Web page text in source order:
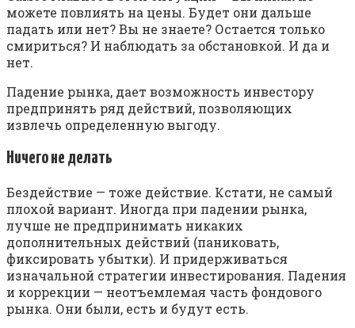
можете повлиять на цены. Будет они дальше
падать или нет? Вы не знаете? Остается только
смириться? И наблюдать за обстановкой. И да и
нет.
Падение рынка, дает возможность инвестору
предпринять ряд действий, позволяющих
извлечь определенную выгоду.
Ничего не делать
Бездействие — тоже действие. Кстати, не самый
плохой вариант. Иногда при падении рынка,
лучше не предпринимать никаких
дополнительных действий (паниковать,
фиксировать убытки). И придерживаться
изначальной стратегии инвестирования. Падения
и коррекции — неотъемлемая часть фондового
рынка. Они были, есть и будут есть.